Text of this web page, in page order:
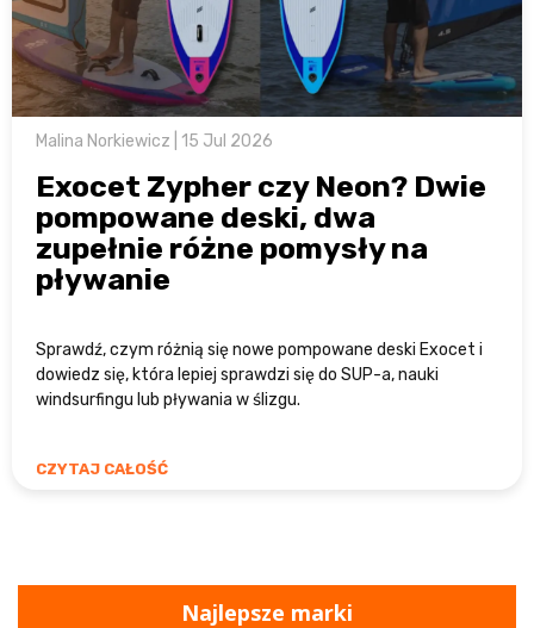
Malina Norkiewicz | 15 Jul 2026
Exocet Zypher czy Neon? Dwie
pompowane deski, dwa
zupełnie różne pomysły na
pływanie
Sprawdź, czym różnią się nowe pompowane deski Exocet i
dowiedz się, która lepiej sprawdzi się do SUP-a, nauki
windsurfingu lub pływania w ślizgu.
CZYTAJ CAŁOŚĆ
Najlepsze marki